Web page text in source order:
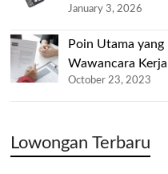
January 3, 2026
Poin Utama
Wawancara
October 23, 2023
Lowongan Terbaru